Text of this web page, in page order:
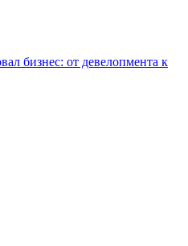
бизнес: от девелопмента к